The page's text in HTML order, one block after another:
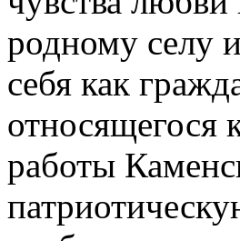
родному селу
себя как
относящегося
работы